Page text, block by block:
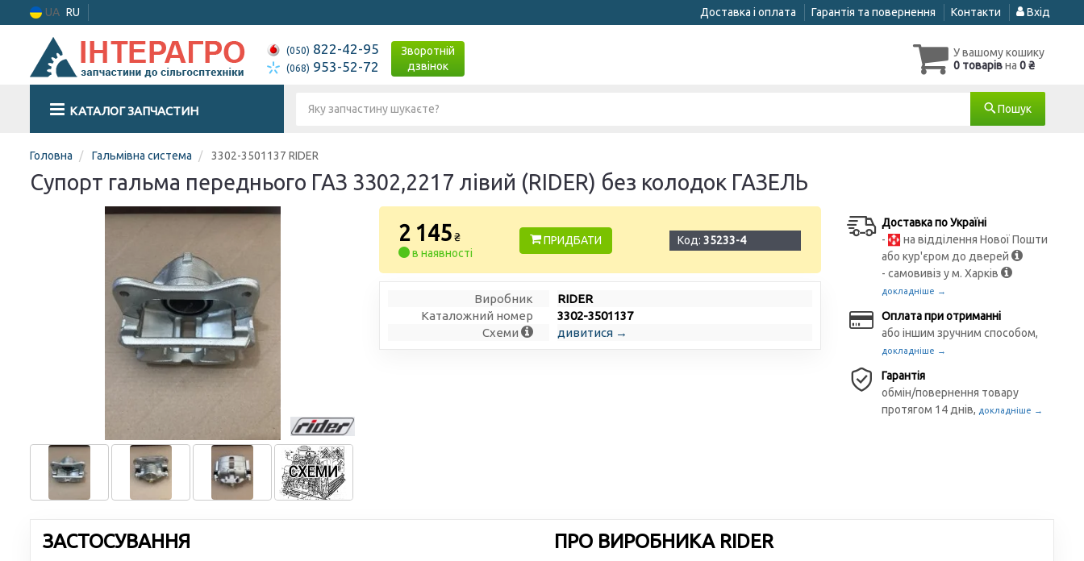
UA RU Доставка і оплата Гарантія та повернення Контакти Вхід
(050) 822-42-95
(068) 953-52-72
Зворотній
дзвінок
У вашому кошику
0 товарівна 0 ₴
КАТАЛОГ ЗАПЧАСТИН Пошук
Головна Гальмівна система 3302-3501137 RIDER
Супорт гальма переднього ГАЗ 3302,2217 лівий (RIDER) без колодок ГАЗЕЛЬ
2 145 ₴
в наявності
ПРИДБАТИ Код:35233-4
Виробник
RIDER
Каталожний номер
3302-3501137
Схеми
дивитися →
Доставка по Україні
-
на відділення Нової Пошти
або кур'єром до дверей
- самовивіз у м. Харків
докладніше →
Оплата при отриманні
або іншим зручним способом,
докладніше →
Гарантія
обмін/повернення товару
протягом 14 днів, докладніше →
ЗАСТОСУВАННЯ ПРО ВИРОБНИКА RIDER